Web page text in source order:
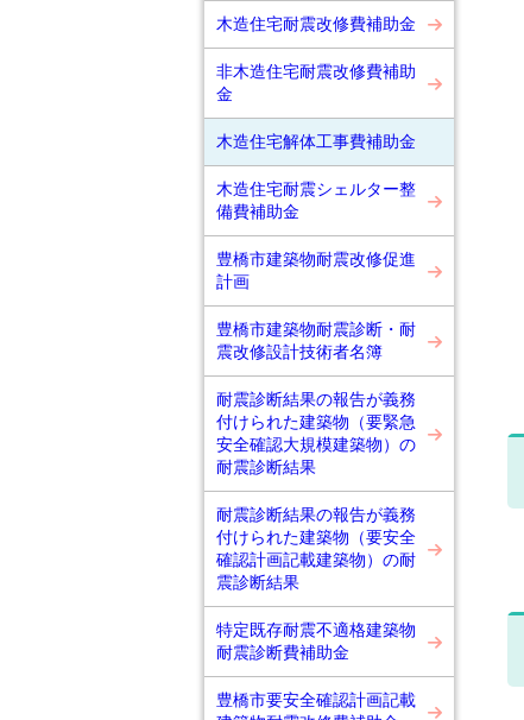
木造住宅耐震改修費補助金
非木造住宅耐震改修費補助
金
木造住宅解体工事費補助金
木造住宅耐震シェルター整
備費補助金
豊橋市建築物耐震改修促進
計画
豊橋市建築物耐震診断・耐
震改修設計技術者名簿
耐震診断結果の報告が義務
付けられた建築物（要緊急
安全確認大規模建築物）の
耐震診断結果
耐震診断結果の報告が義務
付けられた建築物（要安全
確認計画記載建築物）の耐
震診断結果
特定既存耐震不適格建築物
耐震診断費補助金
豊橋市要安全確認計画記載